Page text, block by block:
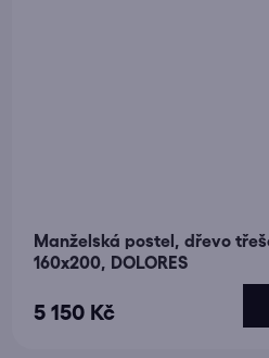
Manželská postel, dřevo
160x200, DOLORES
5 150 Kč